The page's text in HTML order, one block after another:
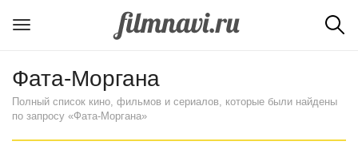
Фата-Моргана
Полный список кино, фильмов и сериалов, которые были найдены
по запросу «Фата-Моргана»